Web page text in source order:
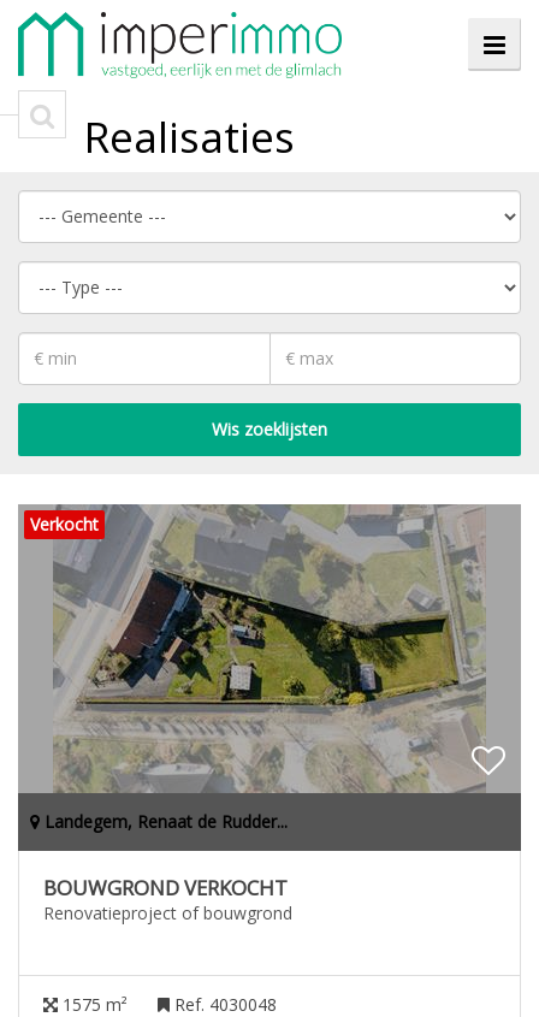
Realisaties
Wis zoeklijsten
Verkocht
Landegem, Renaat de Rudder...
BOUWGROND VERKOCHT
Renovatieproject of bouwgrond
1575 m² Ref. 4030048